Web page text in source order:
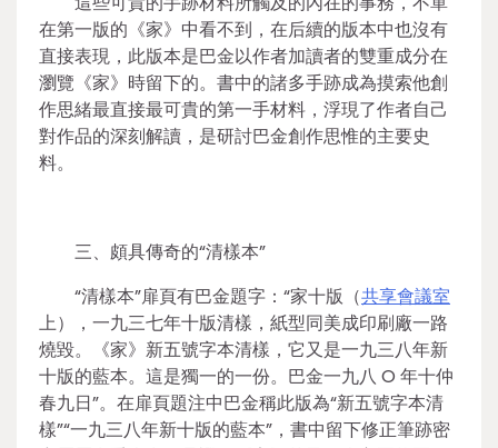
在第一版的《家》中看不到，在后續的版本中也沒有
直接表現，此版本是巴金以作者加讀者的雙重成分在
瀏覽《家》時留下的。書中的諸多手跡成為摸索他創
作思緒最直接最可貴的第一手材料，浮現了作者自己
對作品的深刻解讀，是研討巴金創作思惟的主要史
料。
三、頗具傳奇的“清樣本”
“清樣本”扉頁有巴金題字：“家十版（共享會議室
上），一九三七年十版清樣，紙型同美成印刷廠一路
燒毀。《家》新五號字本清樣，它又是一九三八年新
十版的藍本。這是獨一的一份。巴金一九八 O 年十仲
春九日”。在扉頁題注中巴金稱此版為“新五號字本清
樣”“一九三八年新十版的藍本”，書中留下修正筆跡密